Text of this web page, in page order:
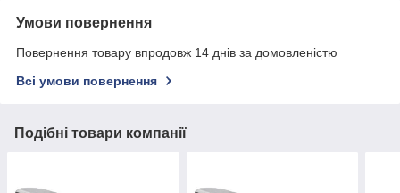
Умови повернення
Повернення товару впродовж 14 днів за домовленістю
Всі умови повернення
Подібні товари компанії